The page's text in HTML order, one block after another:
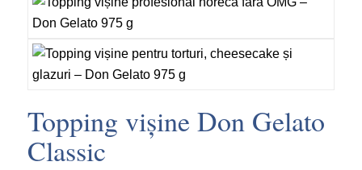
Topping vișine Don Gelato
Classic